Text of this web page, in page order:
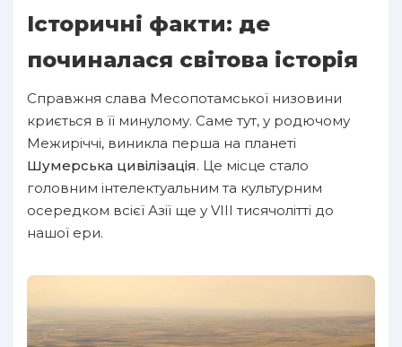
Історичні факти: де
починалася світова історія
Справжня слава Месопотамської низовини
криється в її минулому. Саме тут, у родючому
Межиріччі, виникла перша на планеті
Шумерська цивілізація. Це місце стало
головним інтелектуальним та культурним
осередком всієї Азії ще у VIII тисячолітті до
нашої ери.